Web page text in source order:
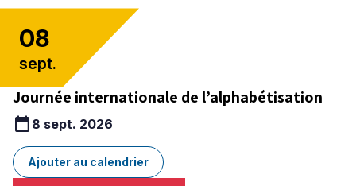
08
sept.
Journée internationale de l’alphabétisation
calendar_today 8 sept. 2026
Ajouter au calendrier